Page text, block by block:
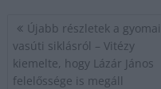
Bejegyzés
navigáció
Újabb részletek a gyomai
vasúti siklásról – Vitézy
kiemelte, hogy Lázár János
felelőssége is megáll